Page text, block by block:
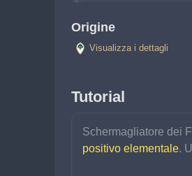
Origine
Visualizza i dettagli
Tutorial
Schermagliatore dei
positivo elementale.